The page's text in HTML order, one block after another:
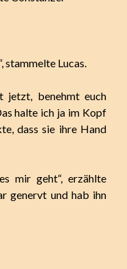
stammelte Lucas.
jetzt, benehmt euch
halte ich ja im Kopf
dass sie ihre Hand
mir geht“, erzählte
genervt und hab ihn